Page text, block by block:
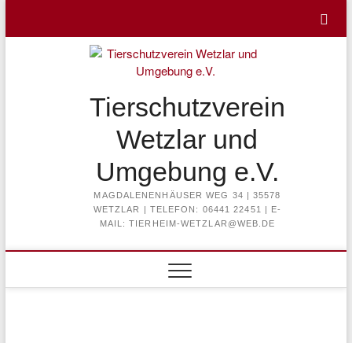
content
Tierschutzverein
Wetzlar und
Umgebung e.V.
MAGDALENENHÄUSER WEG 34 | 35578
WETZLAR | TELEFON: 06441 22451 | E-
MAIL: TIERHEIM-WETZLAR@WEB.DE